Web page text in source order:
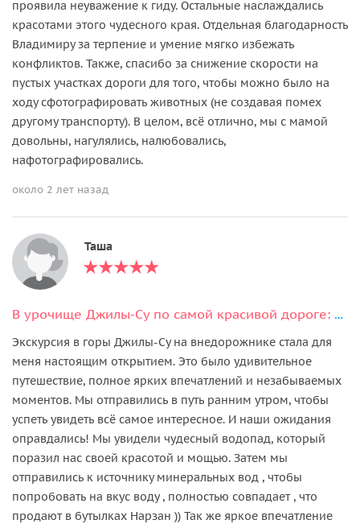
проявила неуважение к гиду. Остальные наслаждались
красотами этого чудесного края. Отдельная благодарность
Владимиру за терпение и умение мягко избежать
конфликтов. Также, спасибо за снижение скорости на
пустых участках дороги для того, чтобы можно было на
ходу сфотографировать животных (не создавая помех
другому транспорту). В целом, всё отлично, мы с мамой
довольны, нагулялись, налюбовались,
нафотографировались.
около 2 лет назад
Таша
В урочище Джилы-Су по самой красивой дороге: Шаджатмаз, скалы Аватары
Экскурсия в горы Джилы-Су на внедорожнике стала для
меня настоящим открытием. Это было удивительное
путешествие, полное ярких впечатлений и незабываемых
моментов. Мы отправились в путь ранним утром, чтобы
успеть увидеть всё самое интересное. И наши ожидания
оправдались! Мы увидели чудесный водопад, который
поразил нас своей красотой и мощью. Затем мы
отправились к источнику минеральных вод , чтобы
попробовать на вкус воду , полностью совпадает , что
продают в бутылках Нарзан )) Так же яркое впечатление